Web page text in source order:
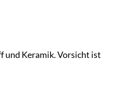
und Keramik. Vorsicht ist